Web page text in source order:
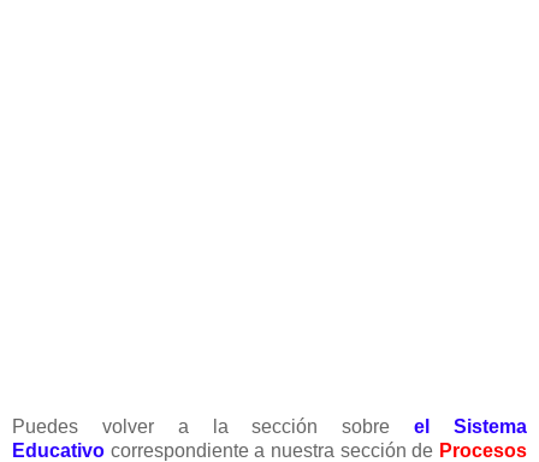
Puedes volver a la sección sobreel Sistema
Educativo correspondiente a nuestra sección de Procesos